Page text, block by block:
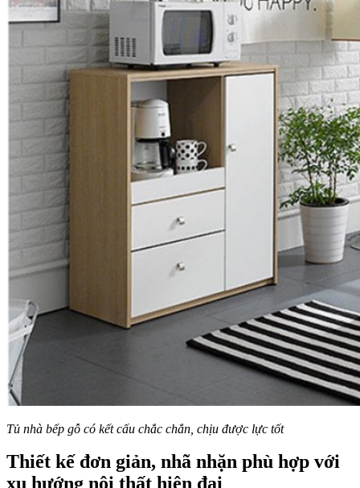
Tủ nhà bếp gỗ có kết cấu chắc chắn, chịu được lực tốt
Thiết kế đơn giản, nhã nhặn phù hợp với
xu hướng nội thất hiện đại